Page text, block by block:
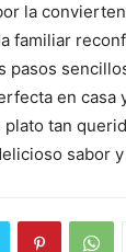
la
familiar
pasos
en casa
tan
sabor